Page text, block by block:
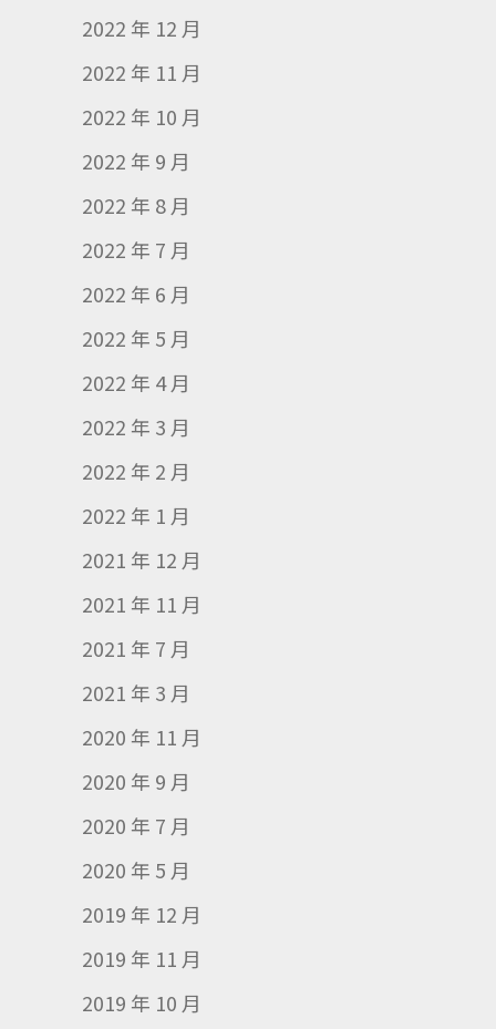
2022 年 12 月
2022 年 11 月
2022 年 10 月
2022 年 9 月
2022 年 8 月
2022 年 7 月
2022 年 6 月
2022 年 5 月
2022 年 4 月
2022 年 3 月
2022 年 2 月
2022 年 1 月
2021 年 12 月
2021 年 11 月
2021 年 7 月
2021 年 3 月
2020 年 11 月
2020 年 9 月
2020 年 7 月
2020 年 5 月
2019 年 12 月
2019 年 11 月
2019 年 10 月